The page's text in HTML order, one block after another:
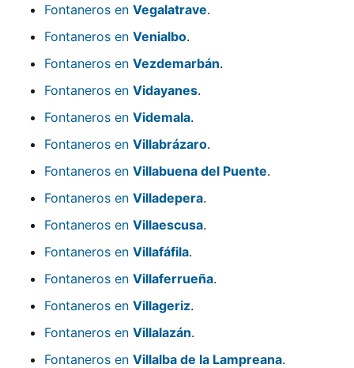
Fontaneros en Vegalatrave.
Fontaneros en Venialbo.
Fontaneros en Vezdemarbán.
Fontaneros en Vidayanes.
Fontaneros en Videmala.
Fontaneros en Villabrázaro.
Fontaneros en Villabuena del Puente.
Fontaneros en Villadepera.
Fontaneros en Villaescusa.
Fontaneros en Villafáfila.
Fontaneros en Villaferrueña.
Fontaneros en Villageriz.
Fontaneros en Villalazán.
Fontaneros en Villalba de la Lampreana.